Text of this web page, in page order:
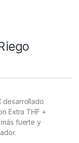
desarrollado
Extra THF +
fuerte y